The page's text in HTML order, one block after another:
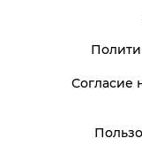
Согласие